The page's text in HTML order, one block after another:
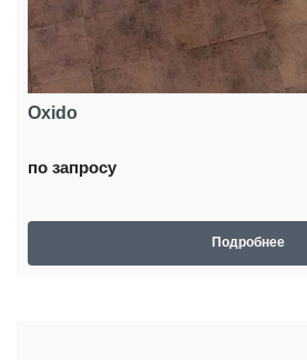
Oxido
по запросу
Подробнее